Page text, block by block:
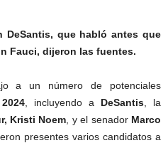
DeSantis, que habló antes que
Fauci, dijeron las fuentes.
a un número de potenciales
2024 , incluyendo a DeSantis , la
Kristi Noem , y el senador Marco
presentes varios candidatos a